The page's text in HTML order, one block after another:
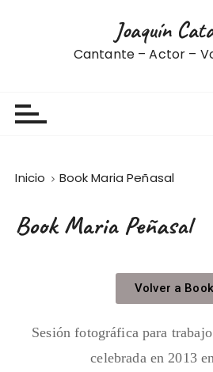
Joaquín
Cantante – Actor –
Inicio Book Maria Peñasal
Book Maria Peñasal
Volver a
Sesión fotográfica para
celebrada en 2013